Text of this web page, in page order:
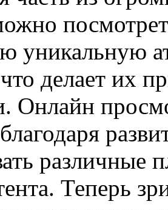
уникальную
делает их
Онлайн
различные
Теперь